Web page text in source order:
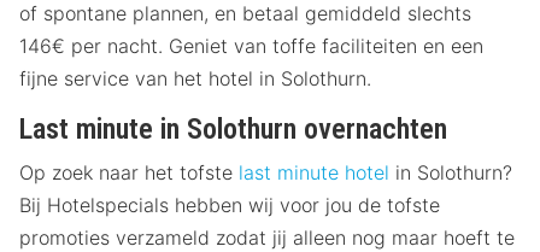
of spontane plannen, en betaal gemiddeld slechts
146€ per nacht. Geniet van toffe faciliteiten en een
fijne service van het hotel in Solothurn.
Last minute in Solothurn overnachten
Op zoek naar het tofste last minute hotel in Solothurn?
Bij Hotelspecials hebben wij voor jou de tofste
promoties verzameld zodat jij alleen nog maar hoeft te